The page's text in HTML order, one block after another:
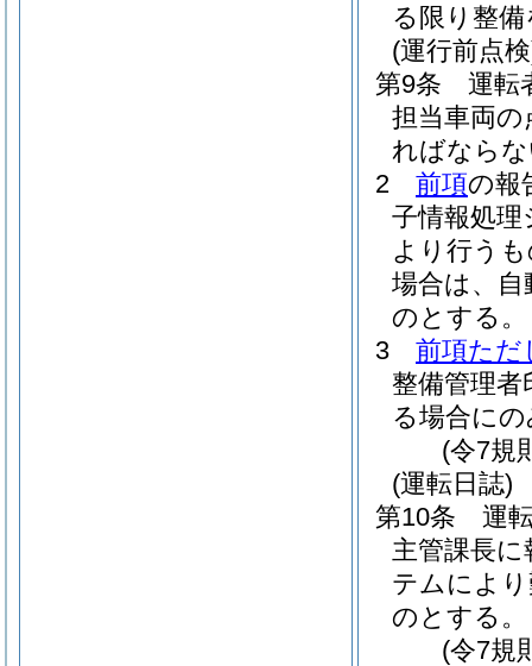
る限り整
(運行前点
第9条
運転
担当車両
ればなら
2
前項の報
子情報処
より行う
場合は、自
のとする。
3
前項ただ
整備管理
る場合に
(令7規
(運転日誌)
第10条
運
主管課長
テムによ
のとする。
(令7規